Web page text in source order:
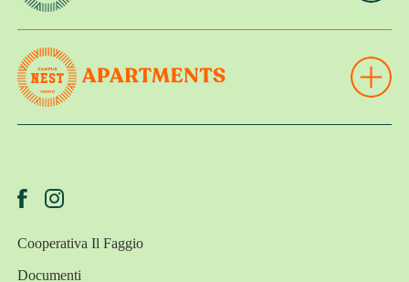
Per le aziende
Per le istituzioni
Collabora con noi
Contatti
Cooperativa Il Faggio
Documenti